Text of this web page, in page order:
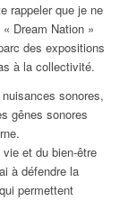
rappeler que je ne
Dream Nation »
des expositions
à la collectivité.
sonores,
gênes sonores
et du bien-être
à défendre la
permettent